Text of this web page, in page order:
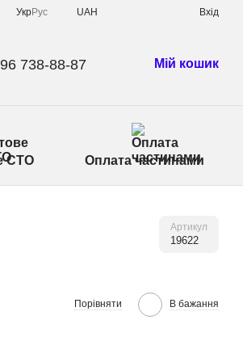
УкрРус UAH Вхід
738-88-87 Мій кошик
СТО Оплата частинами
Артикул
19622
Порівняти В бажання